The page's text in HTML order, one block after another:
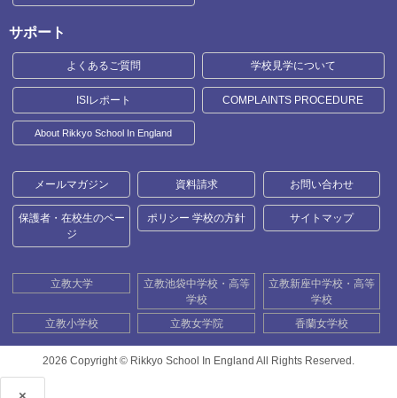
サポート
よくあるご質問 学校見学について
ISIレポート COMPLAINTS PROCEDURE
About Rikkyo School In England
メールマガジン 資料請求 お問い合わせ
保護者・在校生のペー
ジ
ポリシー 学校の方針 サイトマップ
立教大学
立教池袋中学校・高等
学校
立教新座中学校・高等
学校
立教小学校
立教女学院 香蘭女学校
2026 Copyright © Rikkyo School In England All Rights Reserved.